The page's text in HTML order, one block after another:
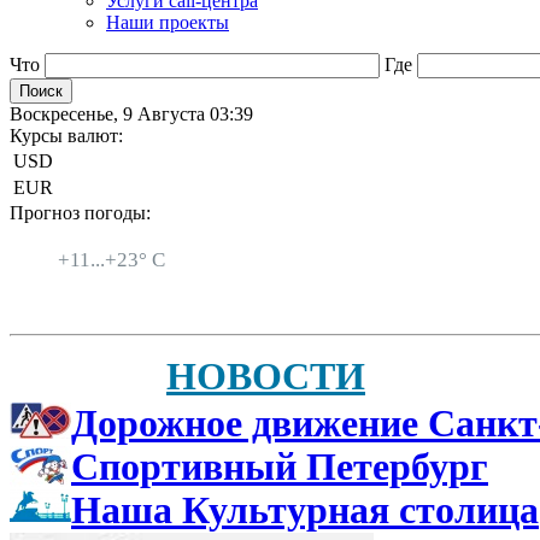
Наши проекты
Что Где
Воскресенье, 9 Августа 03:39
Курсы валют:
USD
EUR
Прогноз погоды:
+11...+23° C
НОВОСТИ
Дорожное движение
Спортивный Петербург
Наша Культурная столица